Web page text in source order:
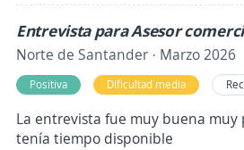
Entrevista para Asesor
Norte de Santander · Marzo 2026
Positiva Dificultad media
La entrevista fue muy buena muy
tenía tiempo disponible